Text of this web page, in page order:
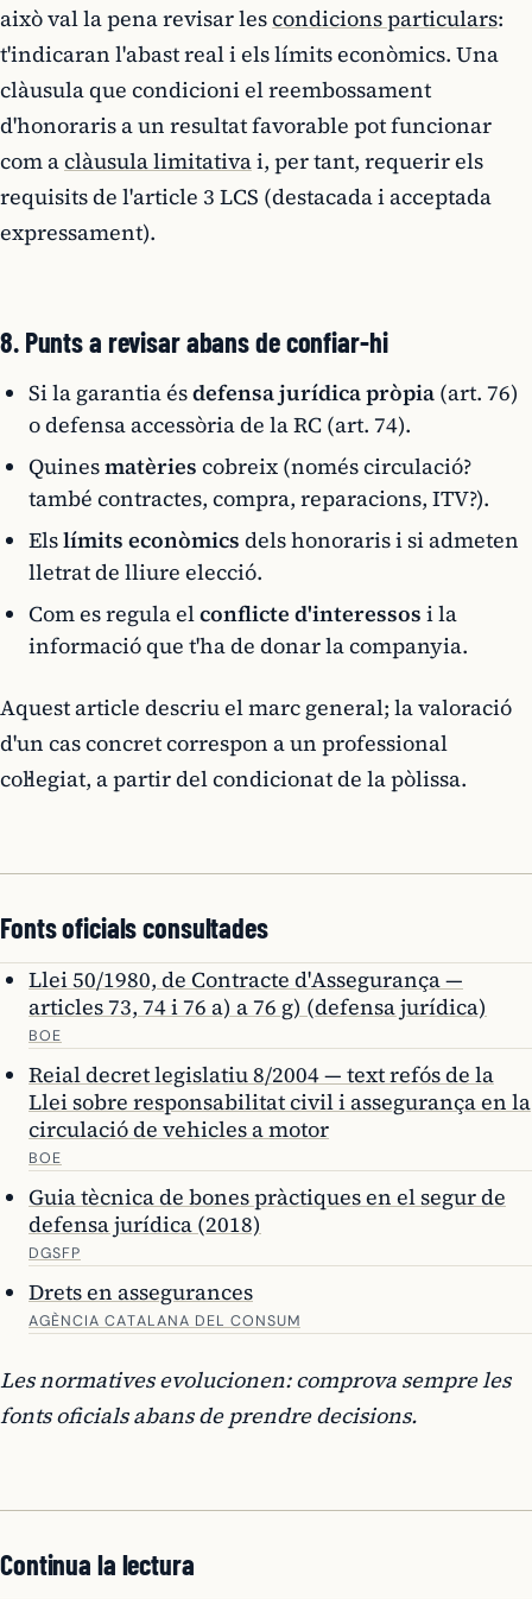
això val la pena revisar lescondicions particulars:
t'indicaran l'abast real i els límits econòmics. Una
clàusula que condicioni el reembossament
d'honoraris a un resultat favorable pot funcionar
com aclàusula limitativai, per tant, requerir els
requisits de l'article 3 LCS (destacada i acceptada
expressament).
8. Punts a revisar abans de confiar-hi
Si la garantia ésdefensa jurídica pròpia (art. 76)
o defensa accessòria de la RC (art. 74).
Quinesmatèries cobreix (només circulació?
també contractes, compra, reparacions, ITV?).
Elslímits econòmics dels honoraris i si admeten
lletrat de lliure elecció.
Com es regula elconflicte d'interessos i la
informació que t'ha de donar la companyia.
Aquest article descriu el marc general; la valoració
d'un cas concret correspon a un professional
col·legiat, a partir del condicionat de la pòlissa.
Fonts oficials consultades
Llei 50/1980, de Contracte d'Assegurança —
articles 73, 74 i 76 a) a 76 g) (defensa jurídica)
BOE
Reial decret legislatiu 8/2004 — text refós de la
Llei sobre responsabilitat civil i assegurança en la
circulació de vehicles a motor
BOE
Guia tècnica de bones pràctiques en el segur de
defensa jurídica (2018)
DGSFP
Drets en assegurances
AGÈNCIA CATALANA DEL CONSUM
Les normatives evolucionen: comprova sempre les
fonts oficials abans de prendre decisions.
Continua la lectura